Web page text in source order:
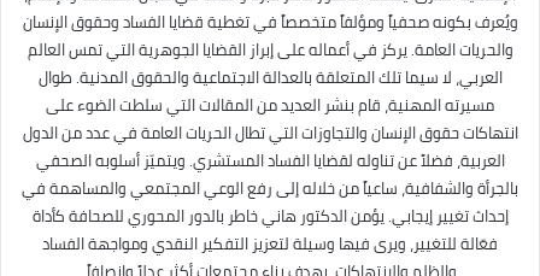
ويُعرف بكونه صحفياً ومؤلفاً متخصصاً في تغطية قضايا الفساد وحقوق الإنسان
والحريات العامة. يركز في أعماله على إبراز القضايا الجوهرية التي تمس العالم
العربي، لا سيما تلك المتعلقة بالعدالة الاجتماعية والحقوق المدنية. طوال
مسيرته المهنية، قام بنشر العديد من المقالات التي سلطت الضوء على
انتهاكات حقوق الإنسان والتجاوزات التي تطال الحريات العامة في عدد من الدول
العربية، فضلاً عن تناوله لقضايا الفساد المستشري. ويتميّز أسلوبه الصحفي
بالجرأة والشفافية، ساعياً من خلاله إلى رفع الوعي المجتمعي والمساهمة في
إحداث تغيير إيجابي. يؤمن الدكتور هاني خاطر بالدور المحوري للصحافة كأداة
فعّالة للتغيير، ويرى فيها وسيلة لتعزيز التفكير النقدي ومواجهة الفساد